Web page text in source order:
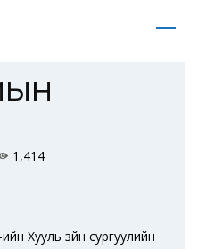
1,414
Хууль зүйн сургуулийн